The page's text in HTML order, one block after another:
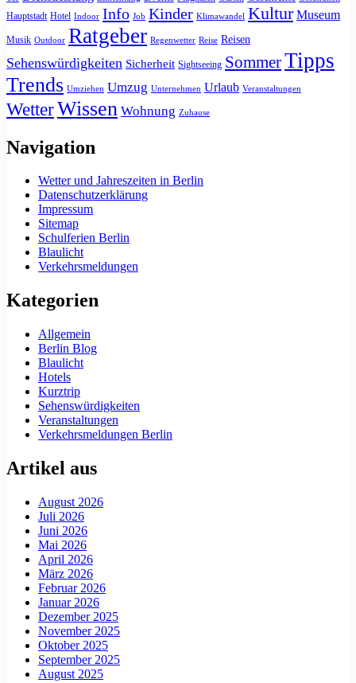
Hauptstadt Hotel Indoor Info Job Kinder Klimawandel Kultur Museum
Musik Outdoor Ratgeber Regenwetter Reise Reisen
Sehenswürdigkeiten Sicherheit Sightseeing SommerTipps
Trends Umziehen Umzug Unternehmen Urlaub Veranstaltungen
WetterWissen Wohnung Zuhause
Navigation
Wetter und Jahreszeiten in Berlin
Datenschutzerklärung
Impressum
Sitemap
Schulferien Berlin
Blaulicht
Verkehrsmeldungen
Kategorien
Allgemein
Berlin Blog
Blaulicht
Hotels
Kurztrip
Sehenswürdigkeiten
Veranstaltungen
Verkehrsmeldungen Berlin
Artikel aus
August 2026
Juli 2026
Juni 2026
Mai 2026
April 2026
März 2026
Februar 2026
Januar 2026
Dezember 2025
November 2025
Oktober 2025
September 2025
August 2025